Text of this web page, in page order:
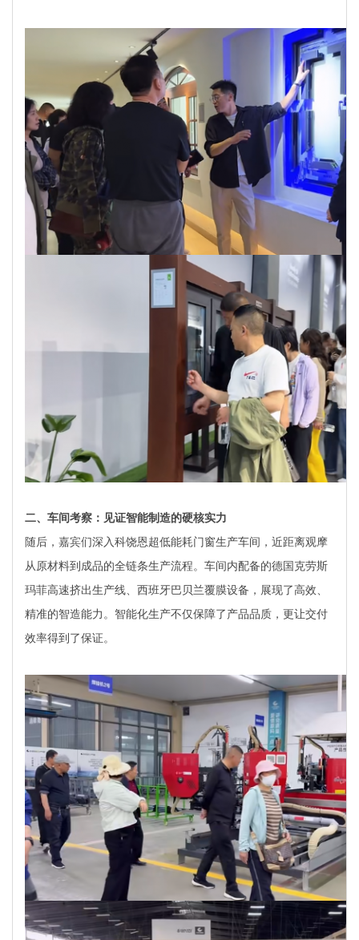
二、车间考察：见证智能制造的硬核实力
随后，嘉宾们深入科饶恩超低能耗门窗生产车间，近距离观摩
从原材料到成品的全链条生产流程。车间内配备的德国克劳斯
玛菲高速挤出生产线、西班牙巴贝兰覆膜设备，展现了高效、
精准的智造能力。智能化生产不仅保障了产品品质，更让交付
效率得到了保证。